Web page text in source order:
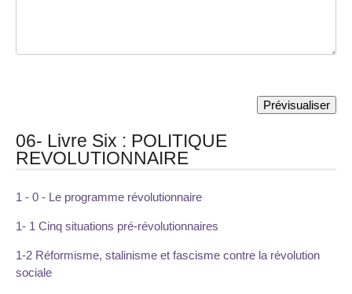
06- Livre Six : POLITIQUE
REVOLUTIONNAIRE
1 - 0 - Le programme révolutionnaire
1- 1 Cinq situations pré-révolutionnaires
1-2 Réformisme, stalinisme et fascisme contre la révolution
sociale